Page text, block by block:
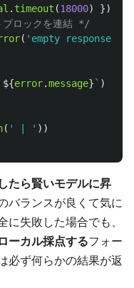
. timeout (18000) })
ロックを連結 */
( ' empty response
${error.message} ` )
( ' ' ))
たら賢いモデルに昇
バランスが良くて気に
に失敗した場合でも、
ーカル採点するフォー
必ず何らかの結果が返